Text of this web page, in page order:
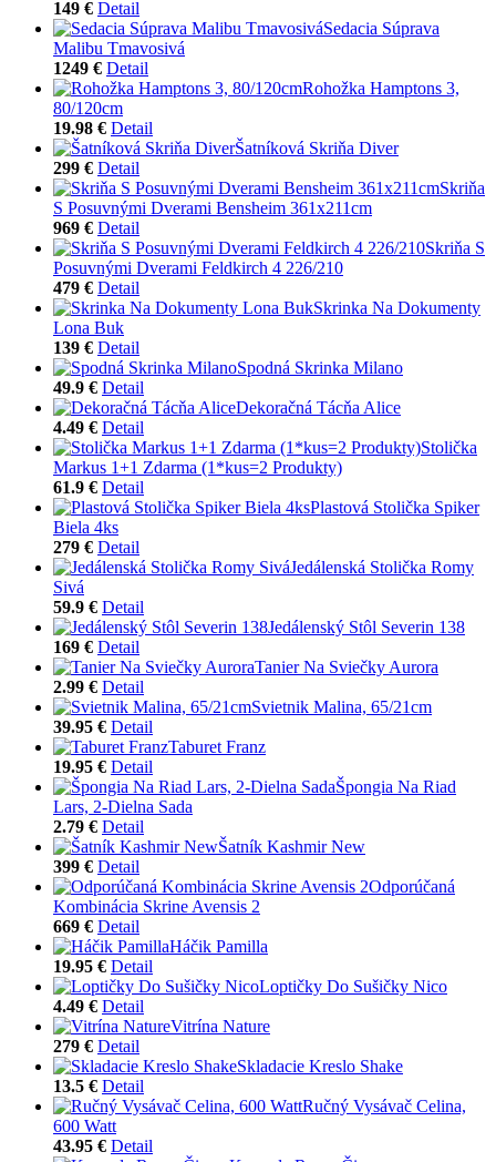
149 € Detail
Sedacia Súprava
Malibu Tmavosivá
1249 € Detail
Rohožka Hamptons 3,
80/120cm
19.98 € Detail
Šatníková Skriňa Diver
299 € Detail
Skriňa
S Posuvnými Dverami Bensheim 361x211cm
969 € Detail
Skriňa S
Posuvnými Dverami Feldkirch 4 226/210
479 € Detail
Skrinka Na Dokumenty
Lona Buk
139 € Detail
Spodná Skrinka Milano
49.9 € Detail
Dekoračná Tácňa Alice
4.49 € Detail
Stolička
Markus 1+1 Zdarma (1*kus=2 Produkty)
61.9 € Detail
Plastová Stolička Spiker
Biela 4ks
279 € Detail
Jedálenská Stolička Romy
Sivá
59.9 € Detail
Jedálenský Stôl Severin 138
169 € Detail
Tanier Na Sviečky Aurora
2.99 € Detail
Svietnik Malina, 65/21cm
39.95 € Detail
Taburet Franz
19.95 € Detail
Špongia Na Riad
Lars, 2-Dielna Sada
2.79 € Detail
Šatník Kashmir New
399 € Detail
Odporúčaná
Kombinácia Skrine Avensis 2
669 € Detail
Háčik Pamilla
19.95 € Detail
Loptičky Do Sušičky Nico
4.49 € Detail
Vitrína Nature
279 € Detail
Skladacie Kreslo Shake
13.5 € Detail
Ručný Vysávač Celina,
600 Watt
43.95 € Detail